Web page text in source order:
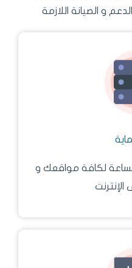
و الصيانة اللازمة
لكافة مواقعك و